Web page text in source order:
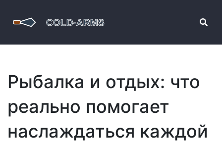
Рыбалка и отдых: что
реально помогает
наслаждаться каждой